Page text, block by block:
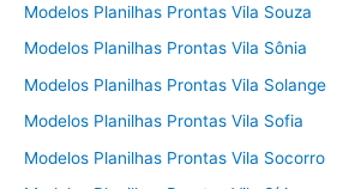
Modelos Planilhas Prontas Vila Souza
Modelos Planilhas Prontas Vila Sônia
Modelos Planilhas Prontas Vila Solange
Modelos Planilhas Prontas Vila Sofia
Modelos Planilhas Prontas Vila Socorro